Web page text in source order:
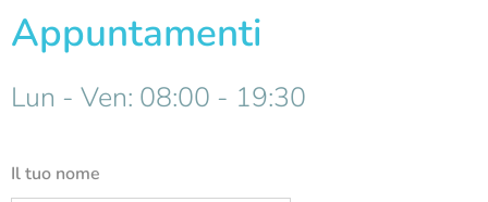
Appuntamenti
Lun - Ven: 08:00 - 19:30
Il tuo nome